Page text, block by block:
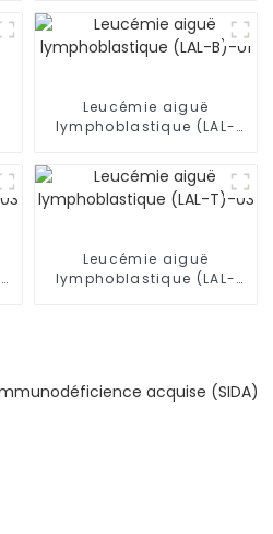
Leucémie aiguë
lymphoblastique (LAL-
Leucémie aiguë
lymphoblastique (LAL-